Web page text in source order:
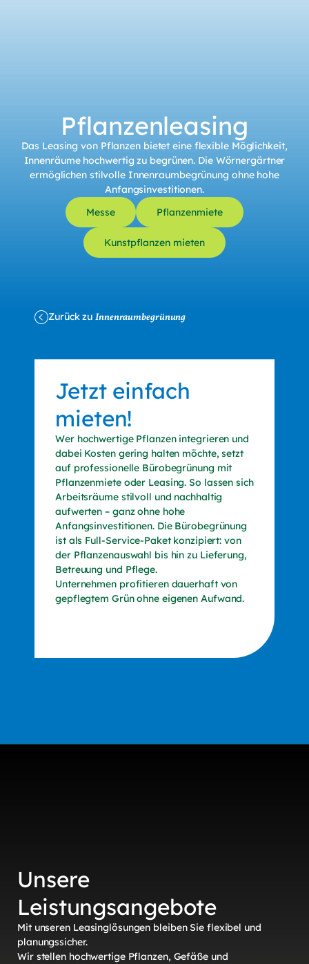
Pflanzenleasing
Das Leasing von Pflanzen bietet eine flexible Möglichkeit,
Innenräume hochwertig zu begrünen. Die Wörnergärtner
ermöglichen stilvolle Innenraumbegrünung ohne hohe
Anfangsinvestitionen.
Messe
Pflanzenmiete
Kunstpflanzen mieten
Zurück zu Innenraumbegrünung
Jetzt einfach
mieten!
Wer hochwertige Pflanzen integrieren und
dabei Kosten gering halten möchte, setzt
auf professionelle Bürobegrünung mit
Pflanzenmiete oder Leasing. So lassen sich
Arbeitsräume stilvoll und nachhaltig
aufwerten – ganz ohne hohe
Anfangsinvestitionen. Die Bürobegrünung
ist als Full-Service-Paket konzipiert: von
der Pflanzenauswahl bis hin zu Lieferung,
Betreuung und Pflege.
Unternehmen profitieren dauerhaft von
gepflegtem Grün ohne eigenen Aufwand.
Unsere
Leistungsangebote
Mit unseren Leasinglösungen bleiben Sie flexibel und
planungssicher.
Wir stellen hochwertige Pflanzen, Gefäße und